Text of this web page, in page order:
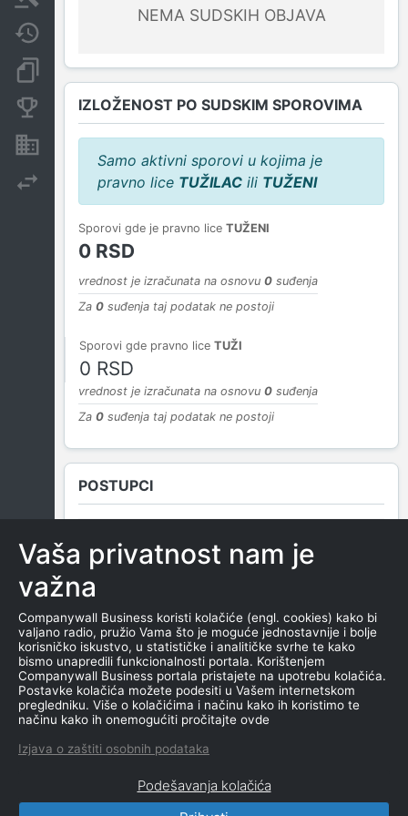
Dokumenti i objave
Konkurentske kompanije
Nekretnine i imovina
NEMA SUDSKIH OBJAVA
IZLOŽENOST PO SUDSKIM SPOROVIMA
Samo aktivni sporovi u kojima je
pravno lice TUŽILAC ili TUŽENI
Sporovi gde je pravno lice TUŽENI
0 RSD
vrednost je izračunata na osnovu 0 suđenja
Za 0 suđenja taj podatak ne postoji
Sporovi gde pravno lice TUŽI
0 RSD
vrednost je izračunata na osnovu 0 suđenja
Za 0 suđenja taj podatak ne postoji
POSTUPCI
NEMA SUDSKIH OBJAVA
ROČIŠTA
NEMA SUDSKIH OBJAVA
Vaša privatnost nam je
važna
Companywall Business koristi kolačiće (engl. cookies) kako bi
valjano radio, pružio Vama što je moguće jednostavnije i bolje
korisničko iskustvo, u statističke i analitičke svrhe te kako
bismo unapredili funkcionalnosti portala. Korištenjem
Companywall Business portala pristajete na upotrebu kolačića.
Postavke kolačića možete podesiti u Vašem internetskom
pregledniku. Više o kolačićima i načinu kako ih koristimo te
načinu kako ih onemogućiti pročitajte ovde
Izjava o zaštiti osobnih podataka
Podešavanja kolačića